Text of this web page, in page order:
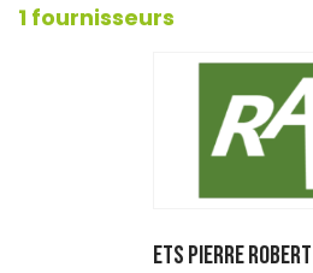
1 fournisseurs
Ets PIERRE